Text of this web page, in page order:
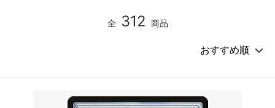
全 312 商品